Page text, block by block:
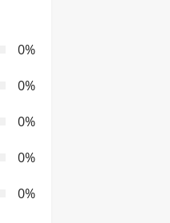
0%
0%
0%
0%
0%